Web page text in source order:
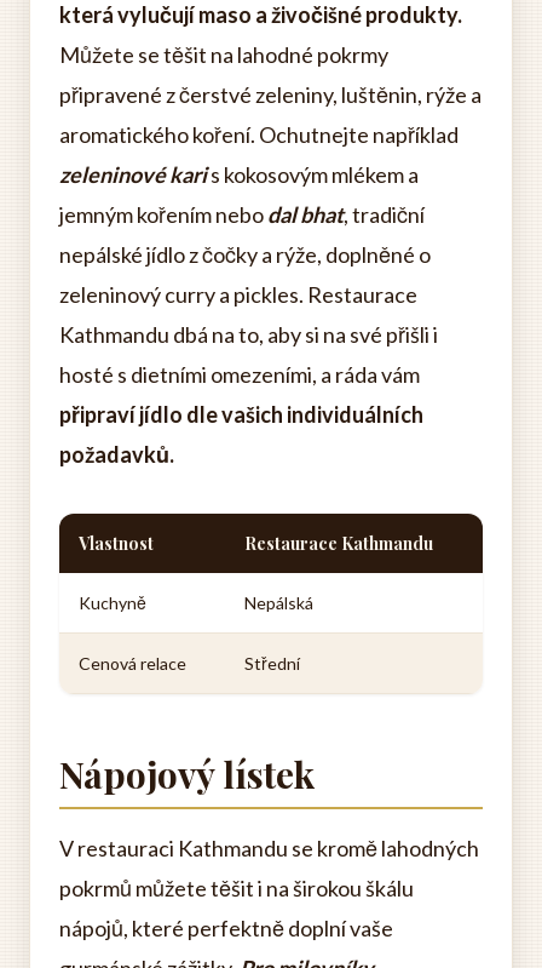
která vylučují maso a živočišné produkty.
Můžete se těšit na lahodné pokrmy
připravené z čerstvé zeleniny, luštěnin, rýže a
aromatického koření. Ochutnejte například
zeleninové karis kokosovým mlékem a
jemným kořením nebodal bhat, tradiční
nepálské jídlo z čočky a rýže, doplněné o
zeleninový curry a pickles. Restaurace
Kathmandu dbá na to, aby si na své přišli i
hosté s dietními omezeními, a ráda vám
připraví jídlo dle vašich individuálních
požadavků.
Vlastnost Restaurace Kathmandu
Kuchyně Nepálská
Cenová relace Střední
Nápojový lístek
V restauraci Kathmandu se kromě lahodných
pokrmů můžete těšit i na širokou škálu
nápojů, které perfektně doplní vaše